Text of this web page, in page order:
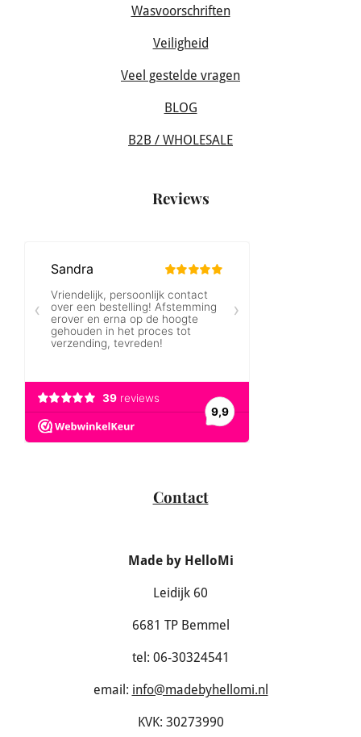
Wasvoorschriften
Veiligheid
Veel gestelde vragen
BLOG
B2B / WHOLESALE
Reviews
Contact
Made by HelloMi
Leidijk 60
6681 TP Bemmel
tel: 06-30324541
email: info@madebyhellomi.nl
KVK: 30273990